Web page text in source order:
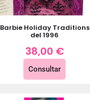
Barbie Holiday Traditions
del 1996
38,00 €
Consultar